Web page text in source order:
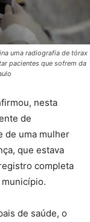
uma radiografia de tórax
pacientes que sofrem da
nesta
de
de uma mulher
que estava
completa
de saúde, o